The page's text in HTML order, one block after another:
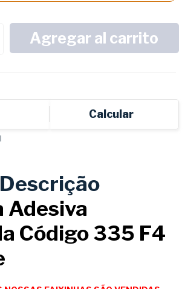
Calcular
Descrição
Adesiva
Código 335 F4